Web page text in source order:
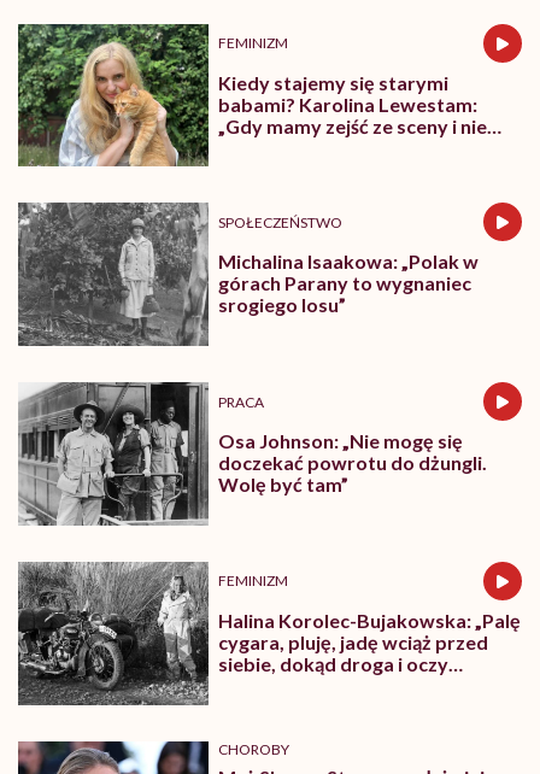
FEMINIZM
Kiedy stajemy się starymi
babami? Karolina Lewestam:
„Gdy mamy zejść ze sceny i nie
SPOŁECZEŃSTWO
Michalina Isaakowa: „Polak w
górach Parany to wygnaniec
srogiego losu”
PRACA
Osa Johnson: „Nie mogę się
doczekać powrotu do dżungli.
Wolę być tam”
FEMINIZM
Halina Korolec-Bujakowska: „Palę
cygara, pluję, jadę wciąż przed
siebie, dokąd droga i oczy
CHOROBY